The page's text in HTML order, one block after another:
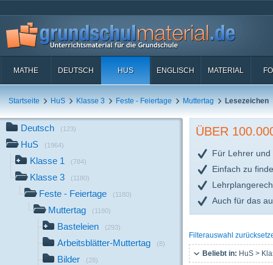
MATHE DEUTSCH HUS ENGLISCH MATERIAL
Startseite HuS Klasse 3 Feste - Feiertage Muttertag Lesezeichen
Deutsch (123)
HuS (1964)
Klasse 1 (784)
Klasse 3 (1180)
Feste - Feiertage (1180)
Muttertag (1180)
Basteleien (293)
Arbeitsblätter-Muttertag (8)
Bilder (28)
ÜBER
Für Lehrer und
Einfach zu
Auch für das
Filterauswahl
Beliebt in: HuS >